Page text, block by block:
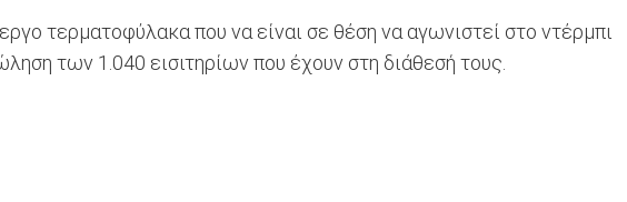
τερματοφύλακα που να είναι σε θέση να αγωνιστεί στο ντέρμπι
των 1.040 εισιτηρίων που έχουν στη διάθεσή τους.